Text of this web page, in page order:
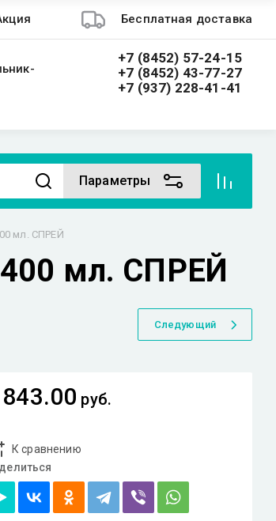
Бесплатная доставка
+7 (8452) 57-24-15
+7 (8452) 43-77-27
+7 (937) 228-41-41
Параметры
мл. СПРЕЙ
400 мл. СПРЕЙ
Следующий
руб.
К сравнению